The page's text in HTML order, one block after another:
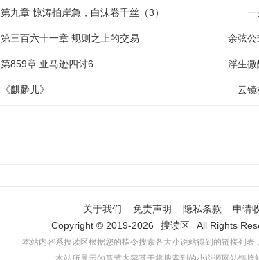
第九章 惊涛拍岸急，白沫卷千丝（3） 一
第三百六十一章 规则之上的交易 余弦公
第859章 亚马逊四讨6 浮生微
《麒麟儿》 云镜
关于我们 免责声明 隐私条款 申请
Copyright © 2019-2026
搜读区 All Rights
本站内容系搜读区根据您的指令搜索各大小说站得到的链接列表